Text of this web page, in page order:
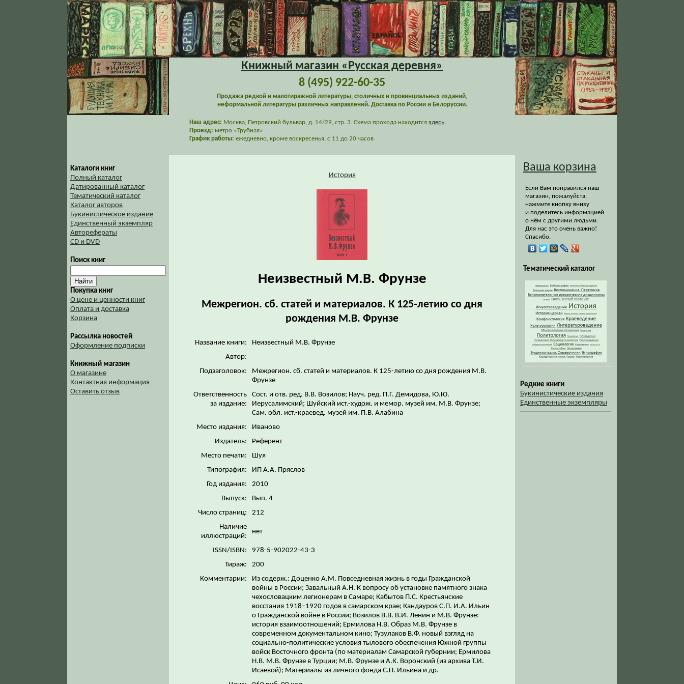
Книжный магазин «Русская деревня»
8 (495) 922-60-35
Продажа редкой и малотиражной литературы, столичных и провинциальных изданий,
неформальной литературы различных направлений. Доставка по России и Белоруссии.
Наш адрес: Москва, Петровский бульвар, д. 14/29, стр. 3. Схема прохода находится здесь.
Проезд: метро «Трубная»
График работы: ежедневно, кроме воскресенья, с 11 до 20 часов
Каталоги книг
Полный каталог
Датированный каталог
Тематический каталог
Каталог авторов
Букинистическое издание
Единственный экземпляр
Авторефераты
CD и DVD
Поиск книг
Покупка книг
О цене и ценности книг
Оплата и доставка
Корзина
Рассылка новостей
Оформление подписки
Книжный магазин
О магазине
Контактная информация
Оставить отзыв
История
Неизвестный М.В. Фрунзе
Межрегион. сб. статей и материалов. К 125-летию со дня
рождения М.В. Фрунзе
Название книги:
Неизвестный М.В. Фрунзе
Автор:
Подзаголовок:
Межрегион. сб. статей и материалов. К 125-летию со дня рождения М.В.
Фрунзе
Ответственность
за издание:
Сост. и отв. ред. В.В. Возилов; Науч. ред. П.Г. Демидова, Ю.Ю.
Иерусалимский; Шуйский ист.-худож. и мемор. музей им. М.В. Фрунзе;
Сам. обл. ист.-краевед. музей им. П.В. Алабина
Место издания:
Иваново
Издатель:
Референт
Место печати:
Шуя
Типография:
ИП А.А. Пряслов
Год издания:
2010
Выпуск:
Вып. 4
Число страниц:
212
Наличие
иллюстраций:
нет
ISSN/ISBN:
978-5-902022-43-3
Тираж:
200
Комментарии:
Из содерж.: Доценко А.М. Повседневная жизнь в годы Гражданской
войны в России; Завальный А.Н. К вопросу об установке памятного знака
чехословацким легионерам в Самаре; Кабытов П.С. Крестьянские
восстания 1918–1920 годов в самарском крае; Кандауров С.П. И.А. Ильин
о Гражданской войне в России; Возилов В.В. В.И. Ленин и М.В. Фрунзе:
история взаимоотношений; Ермилова Н.В. Образ М.В. Фрунзе в
современном документальном кино; Тузулаков В.Ф. новый взгляд на
социально-политические условия тылового обеспечения Южной группы
войск Восточного фронта (по материалам Самарской губернии; Ермилова
Н.В. М.В. Фрунзе в Турции; М.В. Фрунзе и А.К. Воронский (из архива Т.И.
Исаевой); Материалы из личного фонда С.Н. Ильина и др.
Ваша корзина
Если Вам понравился наш
магазин, пожалуйста,
нажмите кнопку внизу
и поделитесь информацией
о нём с другими людьми.
Для нас это очень важно!
Спасибо.
Тематический каталог
Редкие книги
Букинистические издания
Единственные экземпляры